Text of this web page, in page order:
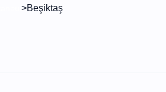
>Beşiktaş